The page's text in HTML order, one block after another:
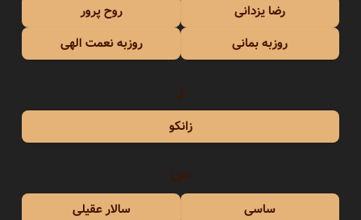
رضا یزدانی
روح پرور
روزبه بمانی
روزبه نعمت الهی
ز
زانکو
س
ساسی
سالار عقیلی